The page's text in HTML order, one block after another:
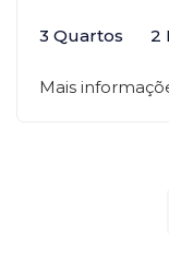
3 Quartos 2
Mais